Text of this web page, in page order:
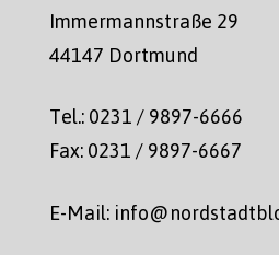
Immermannstraße 29
44147 Dortmund
Tel.: 0231 / 9897-6666
Fax: 0231 / 9897-6667
E-Mail: